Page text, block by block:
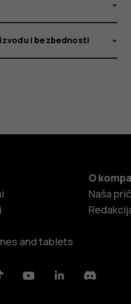
i bezbednosti
and tablets
O
Naša
YoutubeLinkedinDiscord